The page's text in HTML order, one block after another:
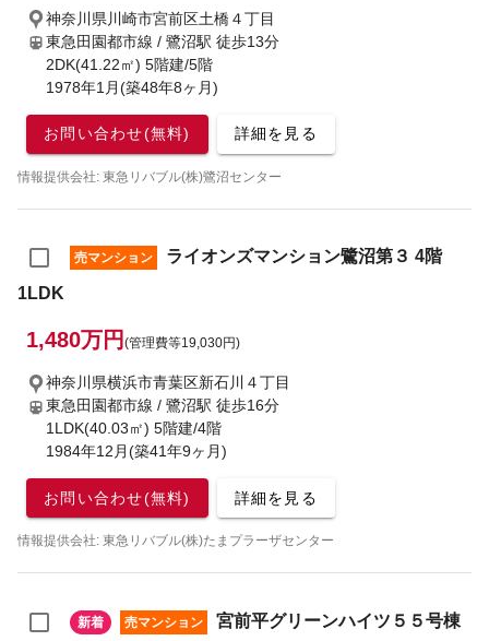
神奈川県川崎市宮前区土橋４丁目
東急田園都市線 / 鷺沼駅 徒歩13分
2DK(41.22㎡) 5階建/5階
1978年1月(築48年8ヶ月)
お問い合わせ(無料) 詳細を見る
情報提供会社: 東急リバブル(株)鷺沼センター
売マンション
ライオンズマンション鷺沼第３ 4階
1LDK
1,480万円 (管理費等19,030円)
神奈川県横浜市青葉区新石川４丁目
東急田園都市線 / 鷺沼駅 徒歩16分
1LDK(40.03㎡) 5階建/4階
1984年12月(築41年9ヶ月)
お問い合わせ(無料) 詳細を見る
情報提供会社: 東急リバブル(株)たまプラーザセンター
新着 売マンション
宮前平グリーンハイツ５５号棟